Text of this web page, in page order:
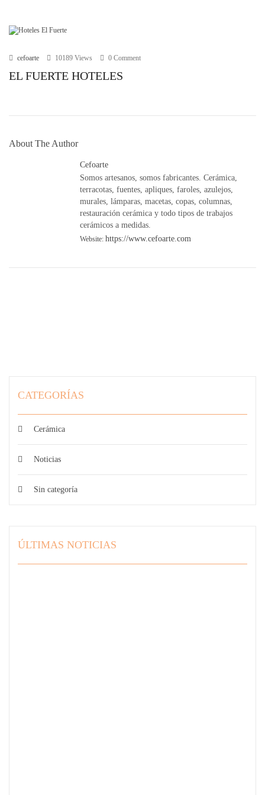
s
cefoarte 10189 Views 0 Comment
EL FUERTE HOTELES
About The Author
Cefoarte
Somos artesanos, somos fabricantes. Cerámica,
terracotas, fuentes, apliques, faroles, azulejos,
murales, lámparas, macetas, copas, columnas,
restauración cerámica y todo tipos de trabajos
cerámicos a medidas.
Website: https://www.cefoarte.com
CATEGORÍAS
Cerámica
Noticias
Sin categoría
ÚLTIMAS NOTICIAS